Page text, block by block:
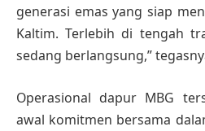
generasi emas yang siap
Kaltim. Terlebih di tengah
sedang berlangsung,”
Operasional dapur MBG
awal komitmen bersama